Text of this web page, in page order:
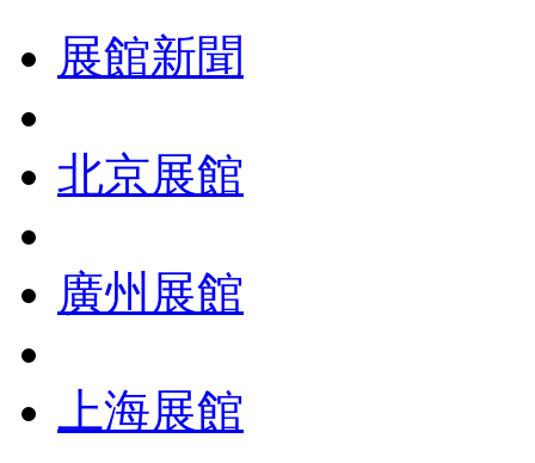
展館新聞
北京展館
廣州展館
上海展館